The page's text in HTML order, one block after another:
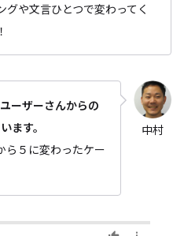
グや文言ひとつで変わってく
ユーザーさんからの
ます。
ら５に変わったケー
中村